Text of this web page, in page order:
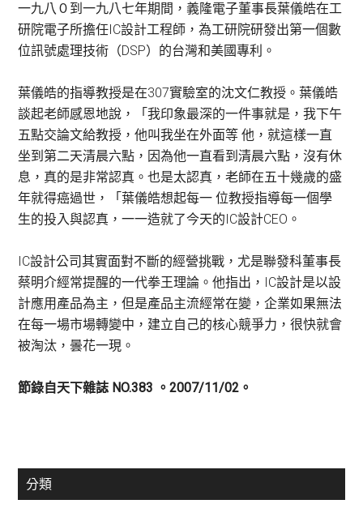
一九八０到一九八七年期間，義隆電子董事長葉儀皓在工
研院電子所擔任IC設計工程師，為工研院研發出第一個數
位訊號處理技術（DSP）的台灣和美國專利。
葉儀皓的指導教授是在307實驗室的沈文仁教授。葉儀皓
談起老師感恩地說，「我印象最深的一件事就是，我下午
五點交論文給教授，他叫我坐在外面等 他，就這樣一直
坐到第二天清晨六點，因為他一直看到清晨六點，沒有休
息，真的是非常認真。也是太認真，老師在五十幾歲的盛
年就得癌過世，「葉儀皓想起每一 位教授指導每一個學
生的投入與認真，一一造就了今天的IC設計CEO。
IC設計公司其實面對不斷的經營挑戰，尤是聯發科董事長
蔡明介經常提醒的一代拳王理論。他指出，IC設計是以設
計應用產品為主，但是產品主流經常在變，企業如果無法
在每一場市場轉變中，建立自己的核心競爭力，很快就會
被淘汰，曇花一現。
節錄自天下雜誌 NO.383 。2007/11/02。
主
分類